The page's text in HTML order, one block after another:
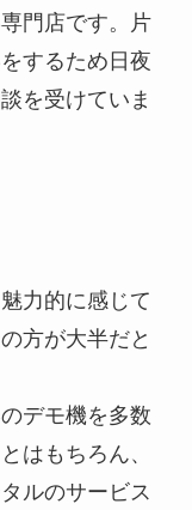
門店です。片
するため日夜
を受けていま
力的に感じて
方が大半だと
デモ機を多数
はもちろん、
ルのサービス